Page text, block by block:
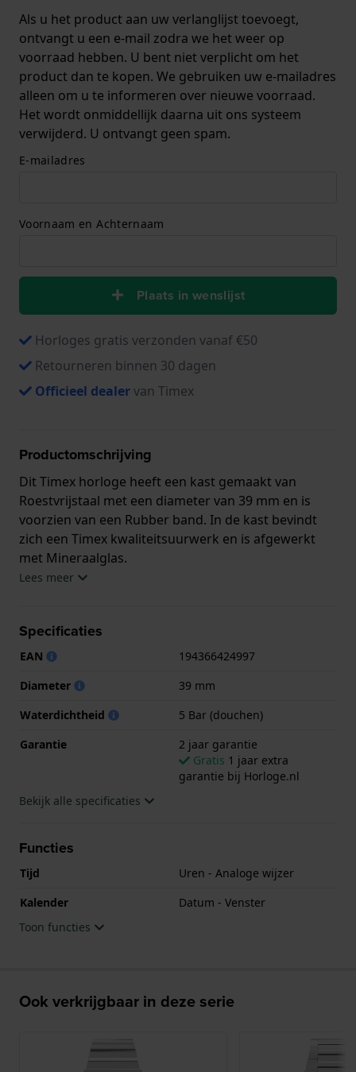
Als u het product aan uw verlanglijst toevoegt,
ontvangt u een e-mail zodra we het weer op
voorraad hebben. U bent niet verplicht om het
product dan te kopen. We gebruiken uw e-mailadres
alleen om u te informeren over nieuwe voorraad.
Het wordt onmiddellijk daarna uit ons systeem
verwijderd. U ontvangt geen spam.
E-mailadres
Voornaam en Achternaam
Plaats in wenslijst
Horloges gratis verzonden vanaf €50
Retourneren binnen 30 dagen
Officieel dealervan Timex
Productomschrijving
Dit Timex horloge heeft een kast gemaakt van
Roestvrijstaal met een diameter van 39 mm en is
voorzien van een Rubber band. In de kast bevindt
zich een Timex kwaliteitsuurwerk en is afgewerkt
met Mineraalglas.
horloge geleverd met 2 jaar garantie.
Lees meer
Specificaties
EAN
194366424997
Diameter
39 mm
Waterdichtheid
5 Bar (douchen)
Garantie
2 jaar garantie
Gratis 1 jaar extra
garantie bij Horloge.nl
Bekijk alle specificaties
Functies
Tijd
Uren - Analoge wijzer
Kalender
Datum - Venster
Toon functies
Ook verkrijgbaar in deze serie